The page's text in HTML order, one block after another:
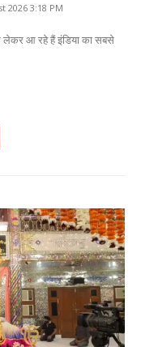
2026 3:18 PM
लेकर आ रहे हैं इंडिया का सबसे